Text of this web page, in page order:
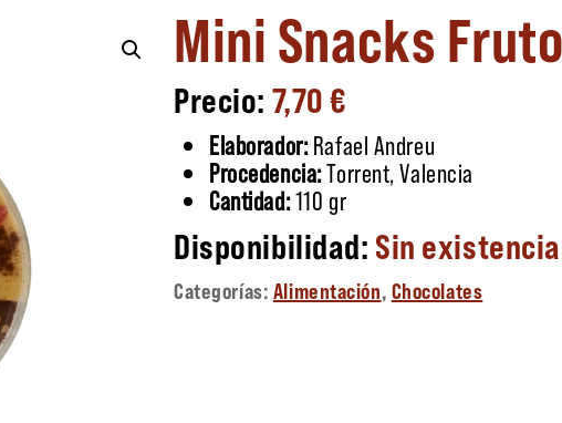
Mini Snacks
7,70€
Elaborador:Rafael Andreu
Procedencia:Torrent, Valencia
Cantidad:110 gr
Sin
Categorías: Alimentación, Chocolates